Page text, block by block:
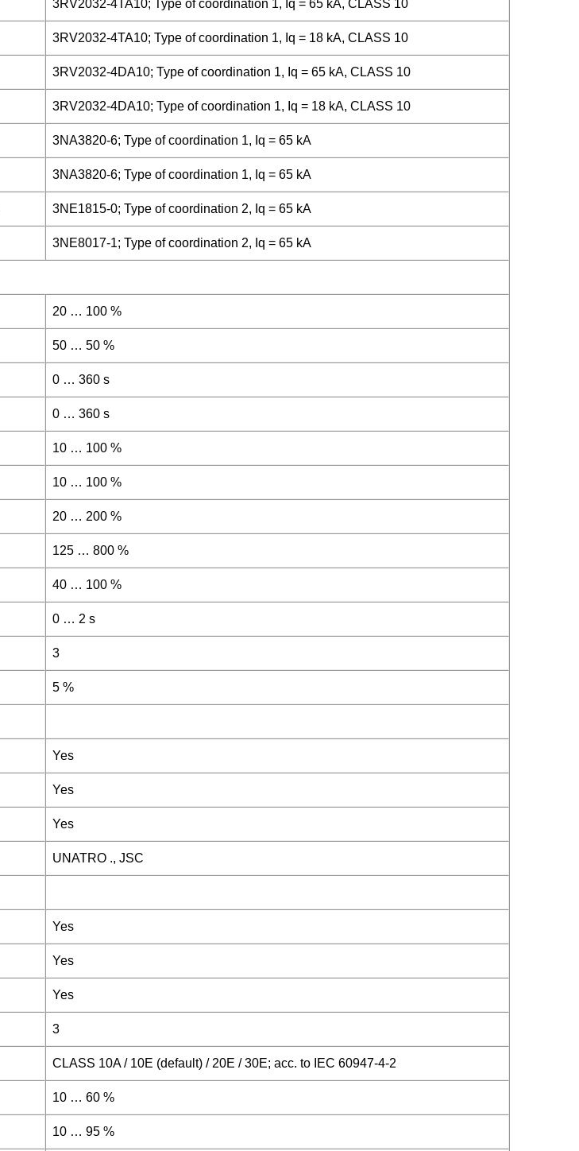
3RV2032-4TA10; Type of coordination 1, Iq = 65 kA, CLASS 10
3RV2032-4TA10; Type of coordination 1, Iq = 18 kA, CLASS 10
3RV2032-4DA10; Type of coordination 1, Iq = 65 kA, CLASS 10
3RV2032-4DA10; Type of coordination 1, Iq = 18 kA, CLASS 10
3NA3820-6; Type of coordination 1, Iq = 65 kA
3NA3820-6; Type of coordination 1, Iq = 65 kA
3NE1815-0; Type of coordination 2, Iq = 65 kA
3NE8017-1; Type of coordination 2, Iq = 65 kA
20 … 100 %
50 … 50 %
0 … 360 s
0 … 360 s
10 … 100 %
10 … 100 %
20 … 200 %
125 … 800 %
40 … 100 %
0 … 2 s
3
5 %
Yes
Yes
Yes
UNATRO ., JSC
Yes
Yes
Yes
3
CLASS 10A / 10E (default) / 20E / 30E; acc. to IEC 60947-4-2
10 … 60 %
10 … 95 %